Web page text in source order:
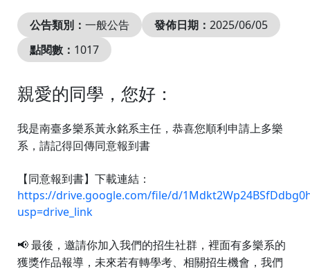
公告類別： 一般公告 發佈日期： 2025/06/05
點閱數： 1017
親愛的同學，您好：
我是南臺多樂系黃永銘系主任， 恭喜您順利申請上多樂
系，請記得回傳同意報到書
【同意報到書】下載連結：
https://drive.google.com/file/d/
usp=drive_link
📢 最後，邀請你加入我們的招生社群，裡面有多樂系的
獲獎作品報導，未來若有轉學考、相關招生機會，我們